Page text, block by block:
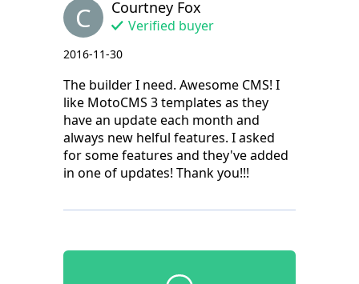
C Courtney Fox
Verified buyer
2016-11-30
The builder I need. Awesome CMS! I
like MotoCMS 3 templates as they
have an update each month and
always new helful features. I asked
for some features and they've added
in one of updates! Thank you!!!